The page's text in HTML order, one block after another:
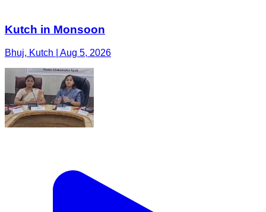
Kutch in Monsoon
Bhuj, Kutch | Aug 5, 2026